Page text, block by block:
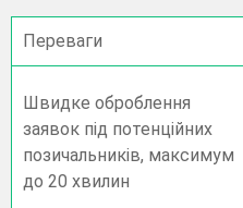
Переваги
Швидке оброблення
заявок під потенційних
позичальників, максимум
до 20 хвилин